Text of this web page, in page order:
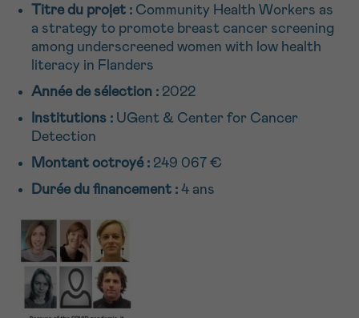
Titre du projet : Community Health Workers as
a strategy to promote breast cancer screening
among underscreened women with low health
literacy in Flanders
Année de sélection : 2022
Institutions : UGent & Center for Cancer
Detection
Montant octroyé : 249 067 €
Durée du financement : 4 ans
Par téléphone
0800 15 801 lu-ve 9h à 18h
Je souhaite être rappelé.e
NOM
PRÉNOM
E-MAIL
VOTRE QUESTION
16h-18h
Suivant